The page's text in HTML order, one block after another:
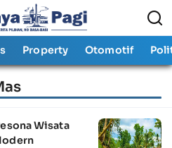
Property Otomotif
Wisata